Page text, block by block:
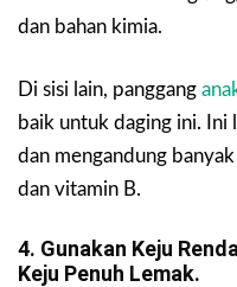
dan bahan kimia.
Di sisi lain, panggang
baik untuk daging ini. Ini
dan mengandung
dan vitamin B.
4. Gunakan Keju
Keju Penuh Lemak.